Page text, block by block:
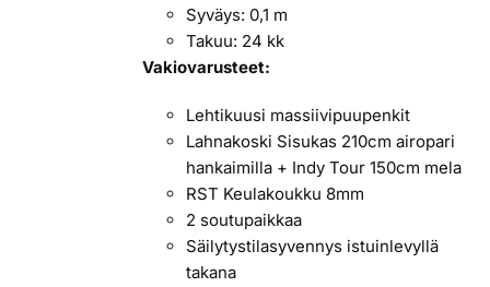
Syväys: 0,1 m
Takuu: 24 kk
Vakiovarusteet:
Lehtikuusi massiivipuupenkit
Lahnakoski Sisukas 210cm airopari
hankaimilla + Indy Tour 150cm mela
RST Keulakoukku 8mm
2 soutupaikkaa
Säilytystilasyvennys istuinlevyllä
takana